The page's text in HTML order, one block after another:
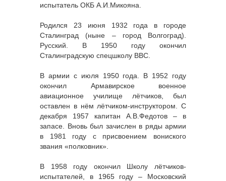
испытатель ОКБ А.И.Микояна.
Родился 23 июня 1932 года в городе
Сталинград (ныне – город Волгоград).
Русский. В 1950 году окончил
Сталинградскую спецшколу ВВС.
В армии с июля 1950 года. В 1952 году
окончил Армавирское военное
авиационное училище лётчиков, был
оставлен в нём лётчиком-инструктором. С
декабря 1957 капитан А.В.Федотов – в
запасе. Вновь был зачислен в ряды армии
в 1981 году с присвоением вониского
звания «полковник».
В 1958 году окончил Школу лётчиков-
испытателей, в 1965 году – Московский